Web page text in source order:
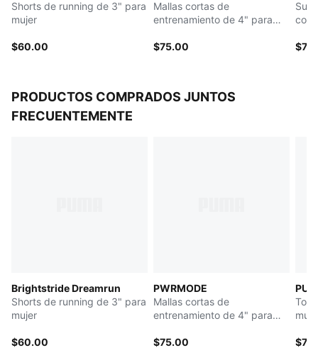
Bolsillos: bolsillos laterales
Cordón elástico ajustable en el bajo
Shorts de running de 3" para
mujer
$60.00
Mallas cortas de
entrenamiento de 4" para
$75.00
con
PRODUCTOS COMPRADOS JUNTOS
FRECUENTEMENTE
Brightstride Dreamrun
Shorts de running de 3" para
mujer
$60.00
PWRMODE
Mallas cortas de
entrenamiento de 4" para
$75.00
Top